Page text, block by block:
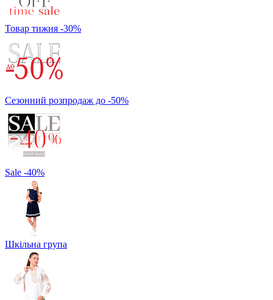
Товар тижня -30%
Сезонний розпродаж до -50%
Sale -40%
Шкільна група